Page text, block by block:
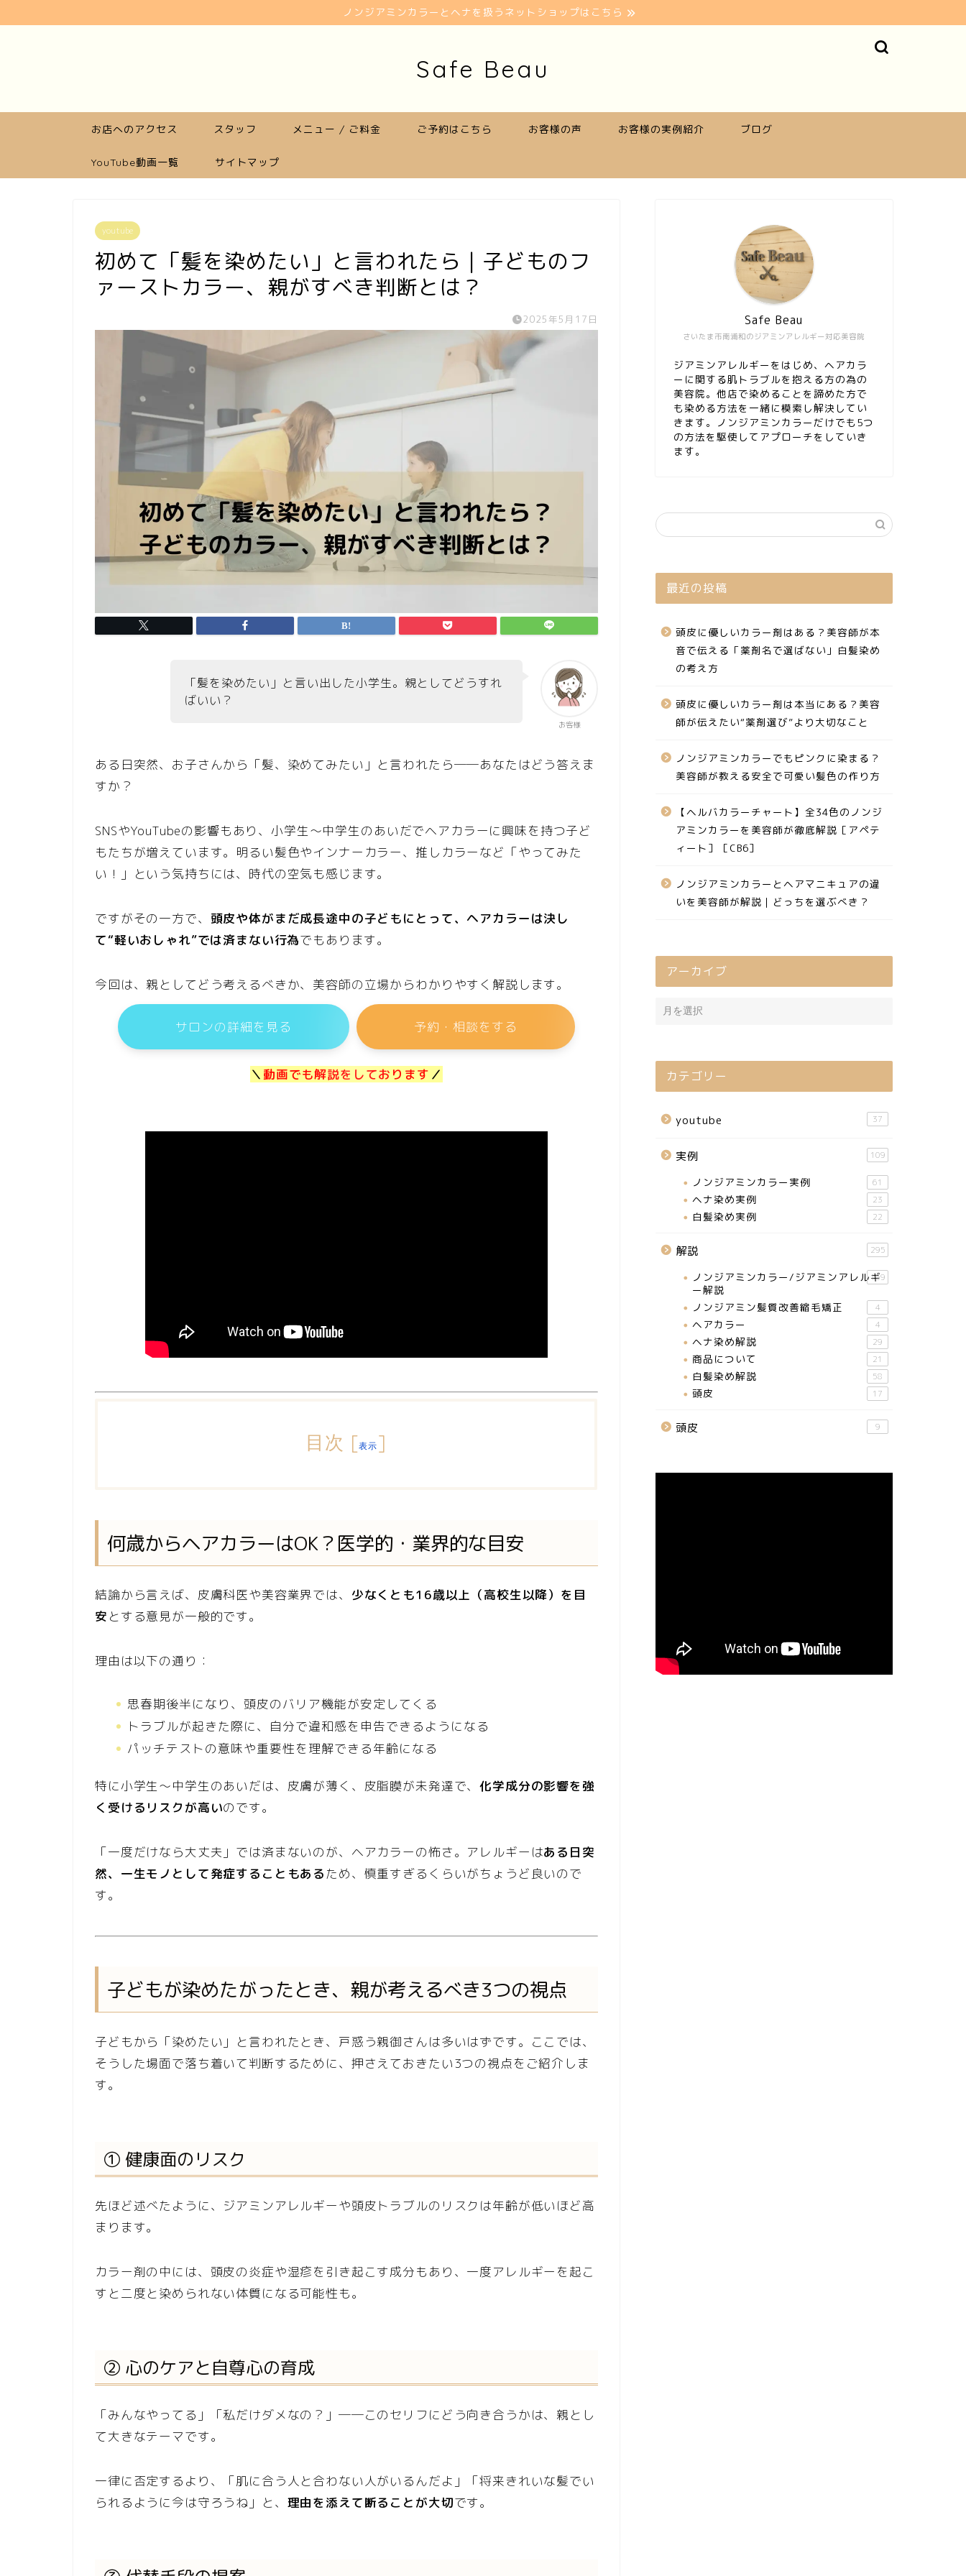
ノンジアミンカラーとヘナを扱うネットショップはこちら
Safe Beau
お店へのアクセス スタッフ メニュー / ご料金 ご予約はこちら お客様の声 お客様の実例紹介 ブログ
YouTube動画一覧 サイトマップ
youtube
初めて「髪を染めたい」と言われたら｜子どものフ
ァーストカラー、親がすべき判断とは？
2025年5月17日
お客様
「髪を染めたい」と言い出した小学生。親としてどうすれ
ばいい？
ある日突然、お子さんから「髪、染めてみたい」と言われたら──あなたはどう答えま
すか？
SNSやYouTubeの影響もあり、小学生〜中学生のあいだでヘアカラーに興味を持つ子ど
もたちが増えています。明るい髪色やインナーカラー、推しカラーなど「やってみた
い！」という気持ちには、時代の空気も感じます。
ですがその一方で、 頭皮や体がまだ成長途中の子どもにとって、ヘアカラーは決し
て“軽いおしゃれ”では済まない行為でもあります。
今回は、親としてどう考えるべきか、美容師の立場からわかりやすく解説します。
サロンの詳細を見る 予約・相談をする
＼ 動画でも解説をしております ／
目次 [表示 ]
何歳からヘアカラーはOK？医学的・業界的な目安
結論から言えば、皮膚科医や美容業界では、 少なくとも16歳以上（高校生以降）を目
安 とする意見が一般的です。
理由は以下の通り：
思春期後半になり、頭皮のバリア機能が安定してくる
トラブルが起きた際に、自分で違和感を申告できるようになる
パッチテストの意味や重要性を理解できる年齢になる
特に小学生〜中学生のあいだは、皮膚が薄く、皮脂膜が未発達で、化学成分の影響を強
く受けるリスクが高いのです。
「一度だけなら大丈夫」では済まないのが、ヘアカラーの怖さ。アレルギーはある日突
然、一生モノとして発症することもある ため、慎重すぎるくらいがちょうど良いので
す。
子どもが染めたがったとき、親が考えるべき3つの視点
子どもから「染めたい」と言われたとき、戸惑う親御さんは多いはずです。ここでは、
そうした場面で落ち着いて判断するために、押さえておきたい3つの視点をご紹介しま
す。
① 健康面のリスク
先ほど述べたように、ジアミンアレルギーや頭皮トラブルのリスクは年齢が低いほど高
まります。
カラー剤の中には、頭皮の炎症や湿疹を引き起こす成分もあり、一度アレルギーを起こ
すと二度と染められない体質になる可能性も。
② 心のケアと自尊心の育成
「みんなやってる」「私だけダメなの？」──このセリフにどう向き合うかは、親とし
て大きなテーマです。
一律に否定するより、「肌に合う人と合わない人がいるんだよ」「将来きれいな髪でい
られるように今は守ろうね」と、 理由を添えて断ることが大切です。
さいたま市南浦和のジアミンアレルギー対応美容院
Safe Beau
ジアミンアレルギーをはじめ、ヘアカラ
ーに関する肌トラブルを抱える方の為の
美容院。他店で染めることを諦めた方で
も染める方法を一緒に模索し解決してい
きます。ノンジアミンカラーだけでも5つ
の方法を駆使してアプローチをしていき
ます。
最近の投稿
頭皮に優しいカラー剤はある？美容師が本
音で伝える「薬剤名で選ばない」白髪染め
の考え方
頭皮に優しいカラー剤は本当にある？美容
師が伝えたい“薬剤選び”より大切なこと
ノンジアミンカラーでもピンクに染まる？
美容師が教える安全で可愛い髪色の作り方
【ヘルバカラーチャート】全34色のノンジ
アミンカラーを美容師が徹底解説［アペテ
ィート］［CB6］
ノンジアミンカラーとヘアマニキュアの違
いを美容師が解説｜どっちを選ぶべき？
アーカイブ
カテゴリー
youtube 37
実例 109
ノンジアミンカラー実例 61
ヘナ染め実例 23
白髪染め実例 22
解説 295
ノンジアミンカラー/ジアミンアレルギ
ー解説
159
ノンジアミン髪質改善縮毛矯正 4
ヘアカラー 4
ヘナ染め解説 29
商品について 21
白髪染め解説 58
頭皮 17
頭皮 9